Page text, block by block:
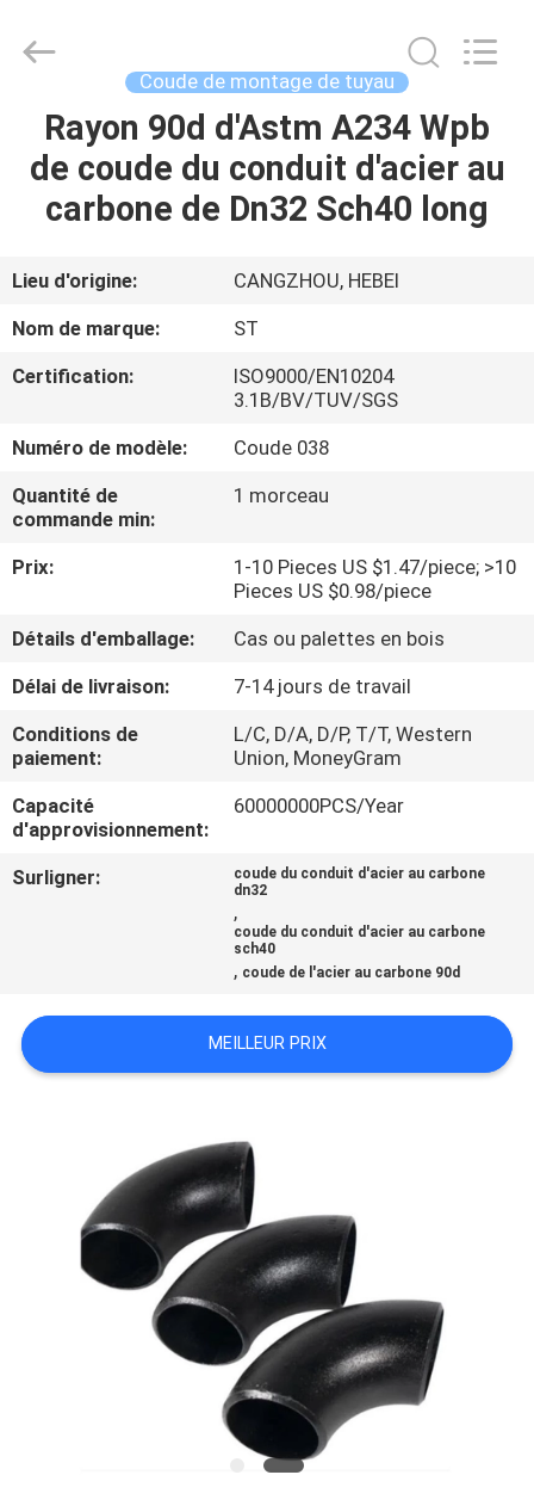
APERÇU
PRODUITS
VIDÉOS
SHOW
PROPOS
DE
VISITE
DE
LA
NOUVELLES
Reserved.
Developed
Coude de montage de tuyau
Rayon 90d d'Astm A234 Wpb
de coude du conduit d'acier au
carbone de Dn32 Sch40 long
Lieu d'origine:
CANGZHOU, HEBEI
Nom de marque:
ST
Certification:
ISO9000/EN10204
3.1B/BV/TUV/SGS
Numéro de modèle:
Coude 038
Quantité de
commande min:
1 morceau
Prix:
1-10 Pieces US $1.47/piece; >10
Pieces US $0.98/piece
Détails d'emballage:
Cas ou palettes en bois
Délai de livraison:
7-14 jours de travail
Conditions de
paiement:
L/C, D/A, D/P, T/T, Western
Union, MoneyGram
Capacité
d'approvisionnement:
60000000PCS/Year
Surligner:
coude du conduit d'acier au carbone
dn32
,
coude du conduit d'acier au carbone
sch40
, coude de l'acier au carbone 90d
MEILLEUR PRIX